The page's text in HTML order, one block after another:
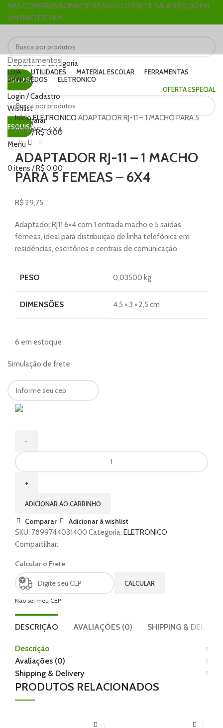
NAS COMPRAS ACIMA DE R$ 50,00 O FRETE SAI A R$ 5,00 EM
UM RAIO DE 5KM
Selecione a categoria
PESQUISAR
Login / Cadastro
Wishlist
Comparar
0itens/R$0,00
Menu
0 itens /R$ 0,00
Departamentos
LOJA UTILIDADES MATERIAL ESCOLAR
FERRAMENTAS
BRINQUEDOS
ELETRONICO
OFERTA ESPECIAL
PESQUISAR
Clique para ampliar
InícioELETRONICOADAPTADOR RJ-11 – 1 MACHO PARA 5
FEMEAS – 6X4
ADAPTADOR RJ-11 – 1 MACHO
PARA 5 FEMEAS – 6X4
R$ 29,75
Adaptador RJ11 6×4 com 1 entrada macho e 5 saídas
fêmeas, ideal para distribuição de linha telefônica em
residências, escritórios e centrais de comunicação.
PESO 0,03500 kg
DIMENSÕES 4,5 × 3 × 2,5 cm
6 em estoque
Simulação de frete
ADICIONAR AO CARRINHO
Comparar
Adicionar à wishlist
SKU: 7899744031400 Categoria: ELETRONICO
Compartilhar:
Calcular o Frete
CALCULAR
Não sei meu CEP
DESCRIÇÃO AVALIAÇÕES (0) SHIPPING &
Descrição
Avaliações (0)
Shipping & Delivery
PRODUTOS RELACIONADOS